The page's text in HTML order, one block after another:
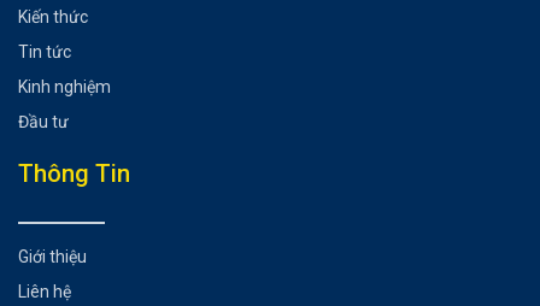
Kiến thức
Tin tức
Kinh nghiệm
Đầu tư
Thông Tin
Giới thiệu
Liên hệ